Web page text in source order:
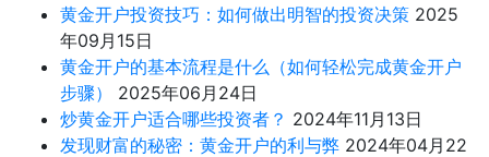
黄金开户投资技巧：如何做出明智的投资决策 2025
年09月15日
黄金开户的基本流程是什么（如何轻松完成黄金开户
步骤）
2025年06月24日
炒黄金开户适合哪些投资者？ 2024年11月13日
发现财富的秘密：黄金开户的利与弊 2024年04月22